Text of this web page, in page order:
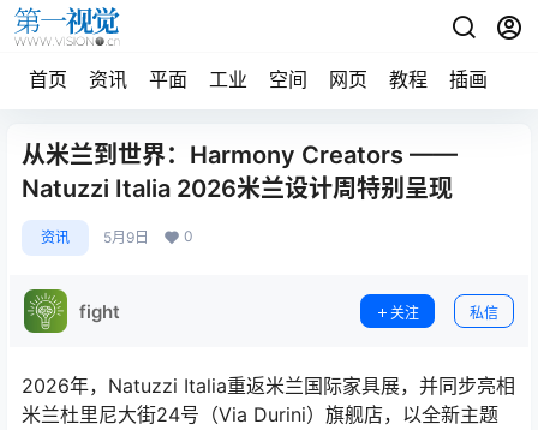
首页 资讯 平面 工业 空间 网页 教程 插画
从米兰到世界：Harmony Creators ——
Natuzzi Italia 2026米兰设计周特别呈现
资讯 5月9日 0
fight 关注 私信
2026年，Natuzzi Italia重返米兰国际家具展，并同步亮相
米兰杜里尼大街24号（Via Durini）旗舰店，以全新主题